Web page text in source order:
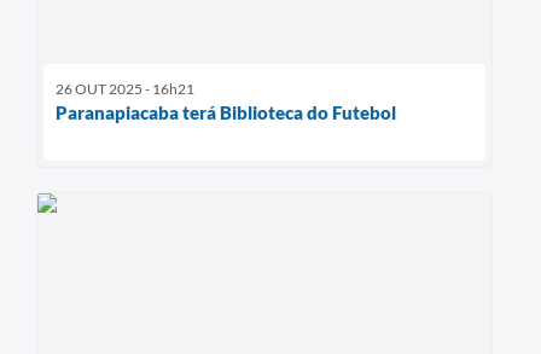
26 OUT 2025 - 16h21
Paranapiacaba terá Biblioteca do Futebol